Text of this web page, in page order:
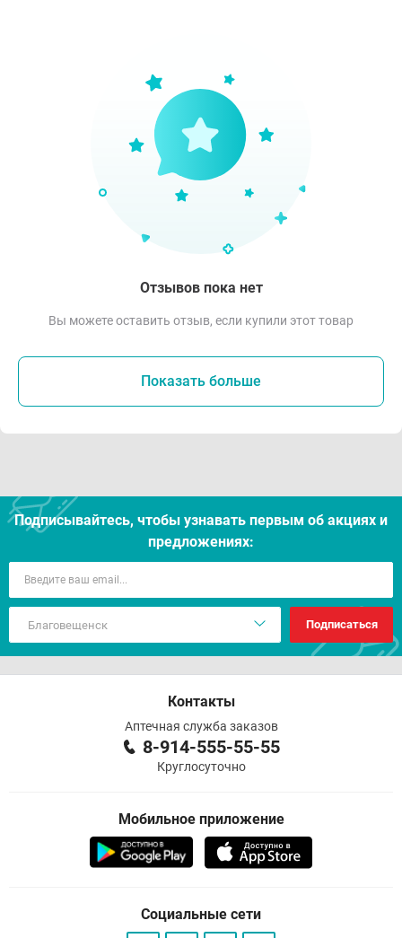
Отзывов пока нет
Вы можете оставить отзыв, если купили этот товар
Показать больше
Подписывайтесь, чтобы узнавать первым об акцияx и
предложениях:
Подписаться
Контакты
Аптечная служба заказов
8-914-555-55-55
Круглосуточно
Мобильное приложение
Социальные сети